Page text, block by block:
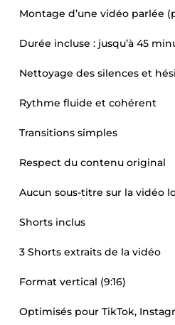
Montage d’une vidéo parlée
Durée incluse : jusqu’à 45
Nettoyage des silences et
Rythme fluide et cohérent
Transitions simples
Respect du contenu original
Aucun sous-titre sur la vidéo
Shorts inclus
3 Shorts extraits de la vidéo
Format vertical (9:16)
Optimisés pour TikTok,